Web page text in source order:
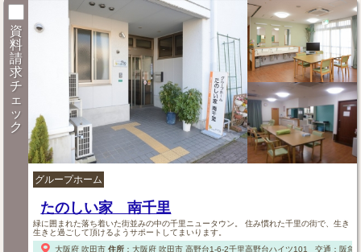
資
料
請
求
チ
ェ
ッ
ク
グループホーム
たのしい家 南千里
緑に囲まれた落ち着いた街並みの中の千里ニュータウン。 住み慣れた千里の街で、生き
生きと過ごして頂けるようサポートしてまいります。
大阪府 吹田市 住所： 大阪府 吹田市高野台1-6-2千里高野台ハイツ101 交通：阪急